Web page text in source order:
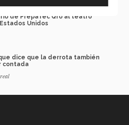
de PrepaTec Qro al teatro
Unidos
dice que la derrota también
contada